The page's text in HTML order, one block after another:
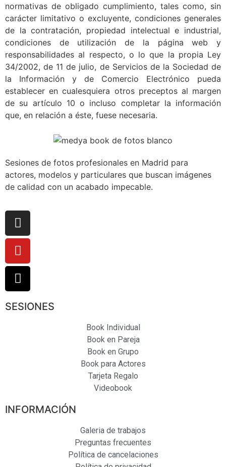
normativas de obligado cumplimiento, tales como, sin
carácter limitativo o excluyente, condiciones generales
de la contratación, propiedad intelectual e industrial,
condiciones de utilización de la página web y
responsabilidades al respecto, o lo que la propia Ley
34/2002, de 11 de julio, de Servicios de la Sociedad de
la Información y de Comercio Electrónico pueda
establecer en cualesquiera otros preceptos al margen
de su artículo 10 o incluso completar la información
que, en relación a éste, fuese necesaria.
Sesiones de fotos profesionales en Madrid para
actores, modelos y particulares que buscan imágenes
de calidad con un acabado impecable.
SESIONES
Book Individual
Book en Pareja
Book en Grupo
Book para Actores
Tarjeta Regalo
Videobook
INFORMACIÓN
Galeria de trabajos
Preguntas frecuentes
Política de cancelaciones